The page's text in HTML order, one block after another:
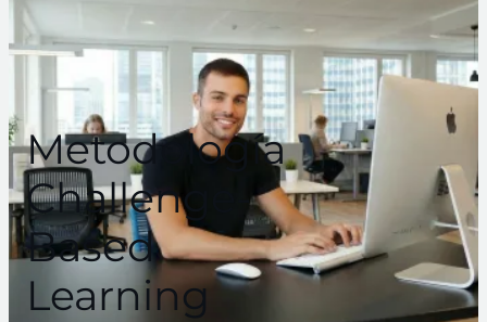
Metodología
Challenge-
Based
Learning